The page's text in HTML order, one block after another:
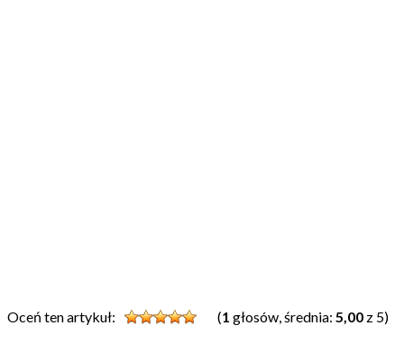
Oceń ten artykuł: (1 głosów, średnia: 5,00 z 5)